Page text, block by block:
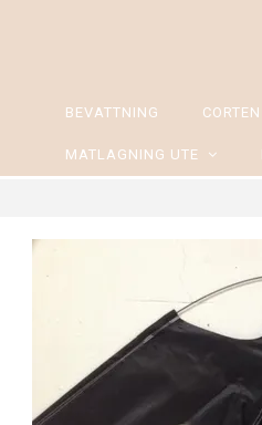
BEVATTNING CORTEN
MATLAGNING UTE